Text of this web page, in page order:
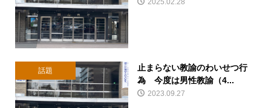
話題
止まらない教諭のわいせつ行
為 今度は男性教諭（4...
2023.09.27